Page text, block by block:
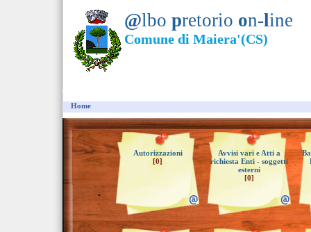
@lbo pretorio on-line
Comune di Maiera'(CS)
Home
Autorizzazioni
[0]
Avvisi vari e Atti a
richiesta Enti - soggetti
esterni
[0]